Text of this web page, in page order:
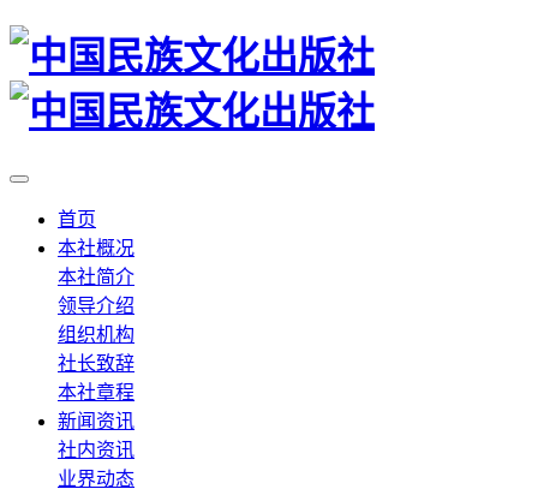
首页
本社概况
本社简介
领导介绍
组织机构
社长致辞
本社章程
新闻资讯
社内资讯
业界动态